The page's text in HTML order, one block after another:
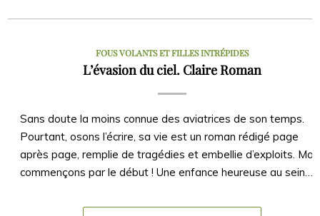
FOUS VOLANTS ET FILLES INTRÉPIDES
L’évasion du ciel. Claire Roman
Sans doute la moins connue des aviatrices de son temps.
Pourtant, osons l’écrire, sa vie est un roman rédigé page
après page, remplie de tragédies et embellie d’exploits.
commençons par le début ! Une enfance heureuse au sein…